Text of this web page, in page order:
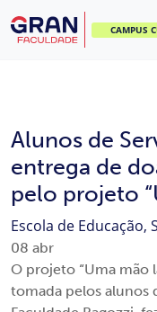
CAMPUS
Alunos de
entrega de
pelo projeto
Escola de Educação,
08 abr
O projeto “Uma mão
tomada pelos alunos